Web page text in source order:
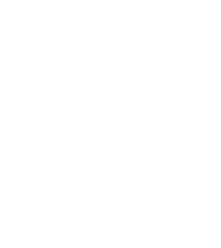
Por qué las
usuario
para el
productos
Por qué la
importante
Qué es la
30 de